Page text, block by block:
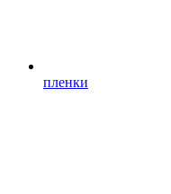
пленки